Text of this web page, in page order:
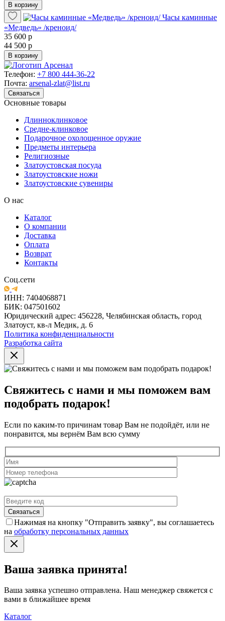
В корзину
Часы каминные
«Медведь» /креноид/
35 600 р
44 500 р
В корзину
Телефон: +7 800 444-36-22
Почта: arsenal-zlat@list.ru
Связаться
Основные товары
Длинноклинковое
Средне-клинковое
Подарочное охолощенное оружие
Предметы интерьера
Религиозные
Златоустовская посуда
Златоустовские ножи
Златоустовские сувениры
О нас
Каталог
О компании
Доставка
Оплата
Возврат
Контакты
Соц.сети
ИНН: 7404068871
БИК: 047501602
Юридический адрес: 456228, Челябинская область, город
Златоуст, кв-л Медик, д. 6
Политика конфиденциальности
Разработка сайта
Свяжитесь с нами и мы поможем вам
подобрать подарок!
Если по каким-то причинам товар Вам не подойдёт, или не
понравится, мы вернём Вам всю сумму
Нажимая на кнопку "Отправить заявку", вы соглашаетесь
на обработку персональных данных
Ваша заявка принята!
Ваша заявка успешно отправлена. Наш менеджер свяжется с
вами в ближайшее время
Каталог